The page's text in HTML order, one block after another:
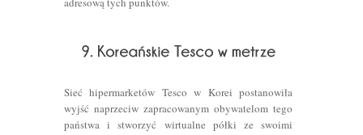
Sieć hipermarketów Tesco w Korei postanowiła
wyjść naprzeciw zapracowanym obywatelom tego
państwa i stworzyć wirtualne półki ze swoimi